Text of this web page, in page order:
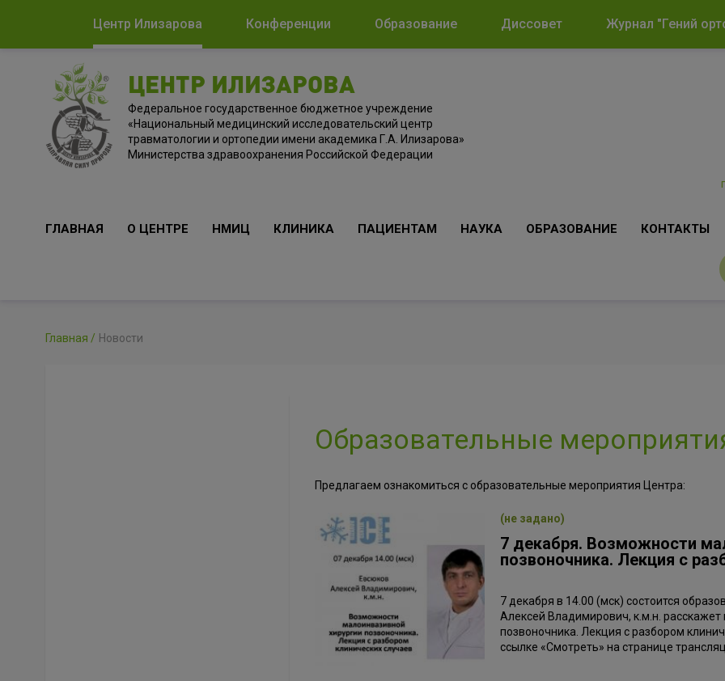
Центр Илизарова Конференции Образование Диссовет Журнал "Гений
ЦЕНТР ИЛИЗАРОВА
Федеральное государственное бюджетное учреждение
«Национальный медицинский исследовательский центр
травматологии и ортопедии имени академика Г.А. Илизарова»
Министерства здравоохранения Российской Федерации
ГЛАВНАЯ О ЦЕНТРЕ НМИЦ КЛИНИКА ПАЦИЕНТАМ НАУКА ОБРАЗОВАНИЕ КОНТАКТЫ
Главная Новости
Образовательные
Предлагаем ознакомиться с образовательные мероприятия Центра:
(не задано)
7 декабря. Возможности
позвоночника​​​​​​​. Лекция с
7 декабря в 14.00 (мск) состоится
Алексей Владимирович, к.м.н.
позвоночника​​​​​​​. Лекция с разбором
ссылке «Смотреть» на странице